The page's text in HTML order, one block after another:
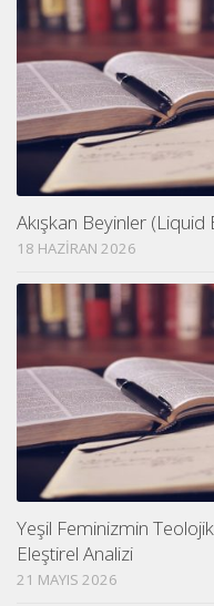
Akışkan Beyinler (Liquid
18 HAZIRAN 2026
Yeşil Feminizmin
Eleştirel Analizi
21 MAYIS 2026